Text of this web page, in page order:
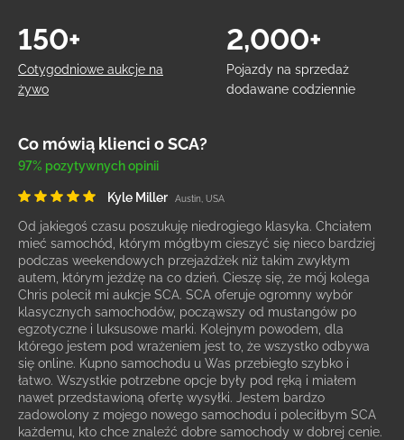
Cotygodniowe aukcje na
żywo
150+
Pojazdy na sprzedaż
dodawane codziennie
2,000+
Co mówią klienci o SCA?
97% pozytywnych opinii
Kyle Miller Austin, USA
Od jakiegoś czasu poszukuję niedrogiego klasyka. Chciałem
mieć samochód, którym mógłbym cieszyć się nieco bardziej
podczas weekendowych przejażdżek niż takim zwykłym
autem, którym jeżdżę na co dzień. Cieszę się, że mój kolega
Chris polecił mi aukcje SCA. SCA oferuje ogromny wybór
klasycznych samochodów, począwszy od mustangów po
egzotyczne i luksusowe marki. Kolejnym powodem, dla
którego jestem pod wrażeniem jest to, że wszystko odbywa
się online. Kupno samochodu u Was przebiegło szybko i
łatwo. Wszystkie potrzebne opcje były pod ręką i miałem
nawet przedstawioną ofertę wysyłki. Jestem bardzo
zadowolony z mojego nowego samochodu i poleciłbym SCA
każdemu, kto chce znaleźć dobre samochody w dobrej cenie.